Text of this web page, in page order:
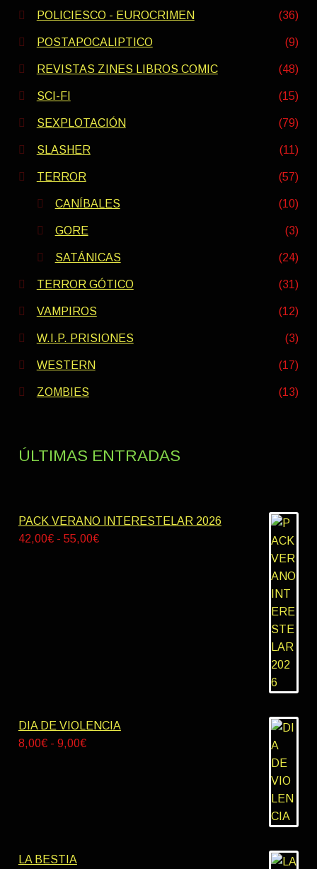
POLICIESCO - EUROCRIMEN (36)
POSTAPOCALIPTICO (9)
REVISTAS ZINES LIBROS COMIC (48)
SCI-FI (15)
SEXPLOTACIÓN (79)
SLASHER (11)
TERROR (57)
CANÍBALES (10)
GORE (3)
SATÁNICAS (24)
TERROR GÓTICO (31)
VAMPIROS (12)
W.I.P. PRISIONES (3)
WESTERN (17)
ZOMBIES (13)
ÚLTIMAS ENTRADAS
PACK VERANO INTERESTELAR 2026
42,00€ - 55,00€Rango
DIA DE VIOLENCIA
8,00€ - 9,00€Rango
LA BESTIA